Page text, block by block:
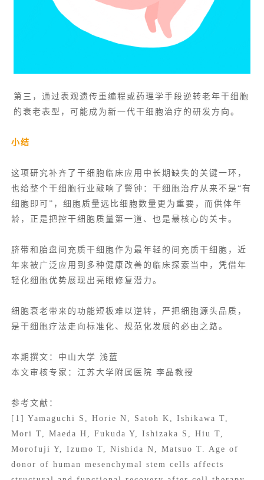
第三，通过 表观遗传重编程 或药理学手段逆转老年干细胞
的衰老表型，可能成为新一代干细胞治疗的研发方向。
小结
这项研究补齐了干细胞临床应用中长期缺失的关键一环，
也给整个干细胞行业敲响了警钟：干细胞治疗从来不是“有
细胞即可”，细胞质量远比细胞数量更为重要，而供体年
龄，正是把控干细胞质量第一道、也是最核心的关卡。
脐带和 胎盘间充质干细胞 作为最年轻的间充质干细胞，近
年来被广泛应用到多种健康改善的临床探索当中，凭借年
轻化细胞优势展现出亮眼修复潜力。
细胞衰老带来的功能短板难以逆转，严把细胞源头品质，
是干细胞疗法 走向标准化、规范化发展的必由之路。
本期撰文：中山大学 浅蓝
本文审核专家：江苏大学附属医院 李晶教授
参考文献：
[1] Yamaguchi S, Horie N, Satoh K, Ishikawa T,
Mori T, Maeda H, Fukuda Y, Ishizaka S, Hiu T,
Morofuji Y, Izumo T, Nishida N, Matsuo T. Age of
donor of human mesenchymal stem cells affects